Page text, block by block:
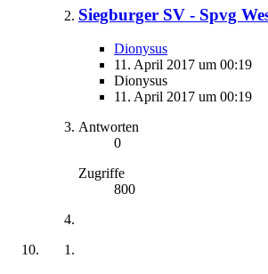
Siegburger SV - Spvg
Dionysus
11. April 2017 um 00:19
Dionysus
11. April 2017 um 00:19
Antworten
0
Zugriffe
800